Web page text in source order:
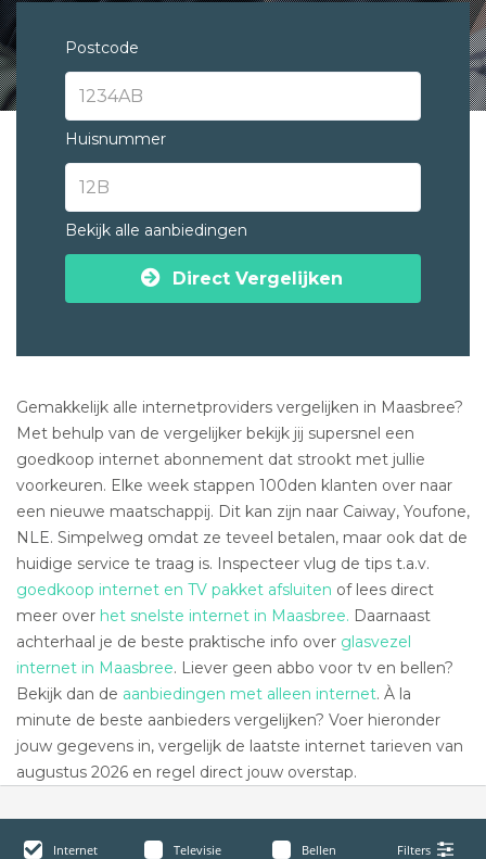
Postcode
Huisnummer
Bekijk alle aanbiedingen
Direct Vergelijken
Gemakkelijk alle internetproviders vergelijken in Maasbree?
Met behulp van de vergelijker bekijk jij supersnel een
goedkoop internet abonnement dat strookt met jullie
voorkeuren. Elke week stappen 100den klanten over naar
een nieuwe maatschappij. Dit kan zijn naar Caiway, Youfone,
NLE. Simpelweg omdat ze teveel betalen, maar ook dat de
huidige service te traag is. Inspecteer vlug de tips t.a.v.
goedkoop internet en TV pakket afsluiten of lees direct
meer over het snelste internet in Maasbree. Daarnaast
achterhaal je de beste praktische info over glasvezel
internet in Maasbree. Liever geen abbo voor tv en bellen?
Bekijk dan de aanbiedingen met alleen internet. À la
minute de beste aanbieders vergelijken? Voer hieronder
jouw gegevens in, vergelijk de laatste internet tarieven van
augustus 2026 en regel direct jouw overstap.
Internet Televisie Bellen Filters